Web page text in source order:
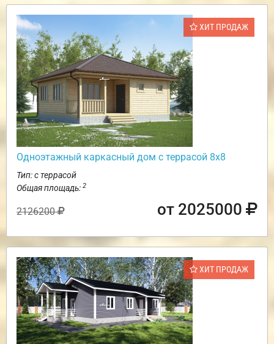
ХИТ ПРОДАЖ
Одноэтажный каркасный дом с террасой 8х8
Тип: с террасой
Общая площадь: 2
2126200 от 2025000
ХИТ ПРОДАЖ